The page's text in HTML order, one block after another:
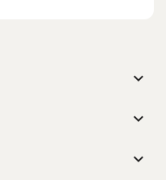


